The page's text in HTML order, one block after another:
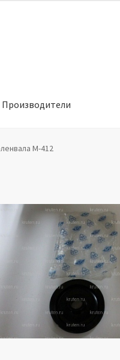
Производители
в отношении обработки
М-412